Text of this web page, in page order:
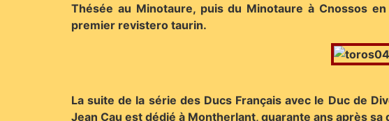
Thésée au Minotaure, puis du Minotaure à Cnossos
premier revistero taurin.
La suite de la série des Ducs Français avec le Duc de
Jean Cau est dédié à Montherlant, quarante ans après